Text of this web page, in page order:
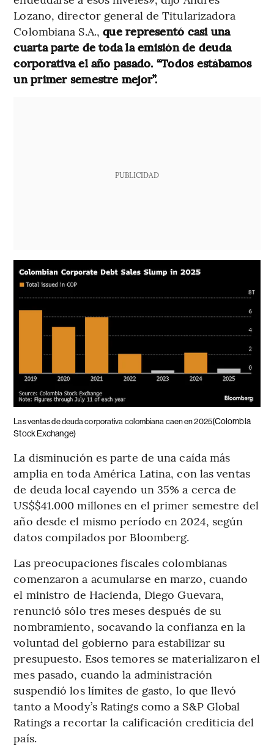
Lozano, director general de Titularizadora
Colombiana S.A.,que representó casi una
cuarta parte de toda la emisión de deuda
corporativa el año pasado. “Todos estábamos
un primer semestre mejor”.
PUBLICIDAD
Las ventas de deuda corporativa colombiana caen en 2025(Colombia
Stock Exchange)
La disminución es parte de una caída más
amplia en toda América Latina, con las ventas
de deuda local cayendo un 35% a cerca de
US$$41.000 millones en el primer semestre del
año desde el mismo período en 2024, según
datos compilados por Bloomberg.
Las preocupaciones fiscales colombianas
comenzaron a acumularse en marzo, cuando
el ministro de Hacienda, Diego Guevara,
renunció sólo tres meses después de su
nombramiento, socavando la confianza en la
voluntad del gobierno para estabilizar su
presupuesto. Esos temores se materializaron el
mes pasado, cuando la administración
suspendió los límites de gasto, lo que llevó
tanto a Moody’s Ratings como a S&P Global
Ratings a recortar la calificación crediticia del
país.